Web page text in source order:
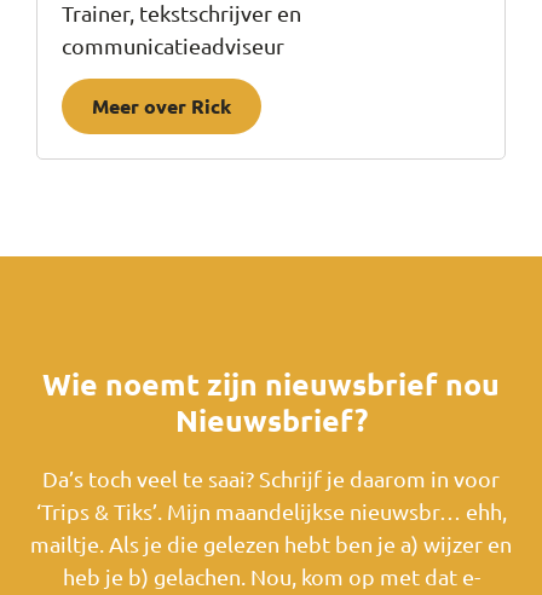
Trainer, tekstschrijver en
communicatieadviseur
Meer over Rick
Wie noemt zijn nieuwsbrief nou
Nieuwsbrief?
Da’s toch veel te saai? Schrijf je daarom in voor
‘Trips & Tiks’. Mijn maandelijkse nieuwsbr… ehh,
mailtje. Als je die gelezen hebt ben je a) wijzer en
heb je b) gelachen. Nou, kom op met dat e-